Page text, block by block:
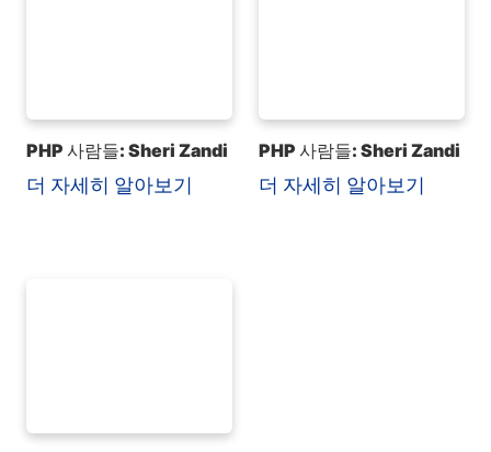
PHP 사람들: Sheri Zandi
더 자세히 알아보기
PHP 사람들: Sheri Zandi
더 자세히 알아보기